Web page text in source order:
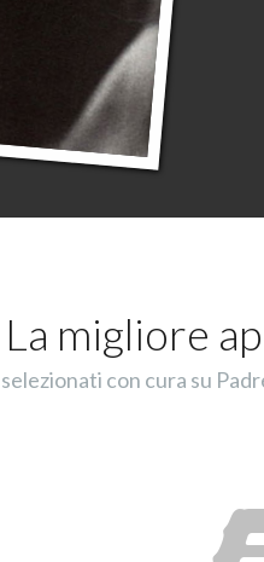
La migliore
con cura su